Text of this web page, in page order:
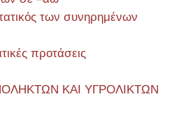
των συνηρημένων
προτάσεις
ΚΑΙ ΥΓΡΟΛΙΚΤΩΝ